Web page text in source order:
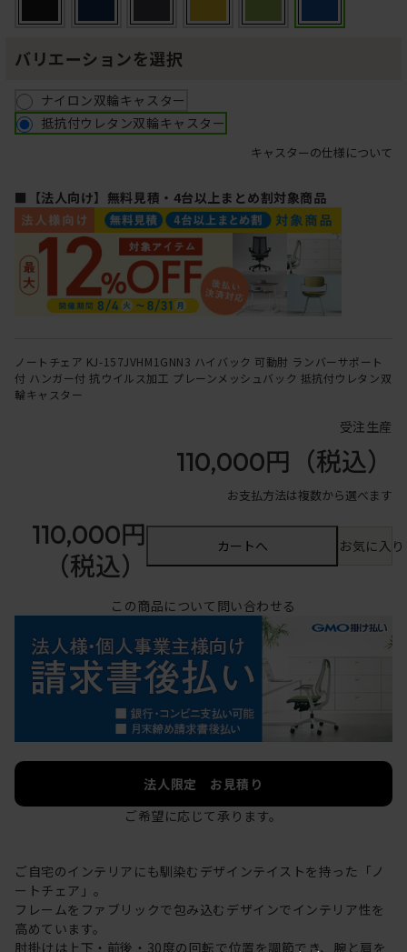
バリエーションを選択
ナイロン双輪キャスター
抵抗付ウレタン双輪キャスター
キャスターの仕様について
■【法人向け】無料見積・4台以上まとめ割対象商品
ノートチェア KJ-157JVHM1GNN3 ハイバック 可動肘 ランバーサポート
付 ハンガー付 抗ウイルス加工 プレーンメッシュバック 抵抗付ウレタン双
輪キャスター
受注生産
110,000円 （税込）
お支払方法は複数から選べます
110,000円
（税込）
カートへ お気に入
この商品について問い合わせる
法人限定 お見積り
ご希望に応じて承ります。
ご自宅のインテリアにも馴染むデザインテイストを持った「ノ
ートチェア」。
フレームをファブリックで包み込むデザインでインテリア性を
高めています。
肘掛けは上下・前後・30度の回転で位置を調節でき、腕と肩を